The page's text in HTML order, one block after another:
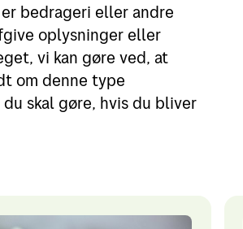
bedrageri eller andre
oplysninger eller
vi kan gøre ved, at
om denne type
skal gøre, hvis du bliver